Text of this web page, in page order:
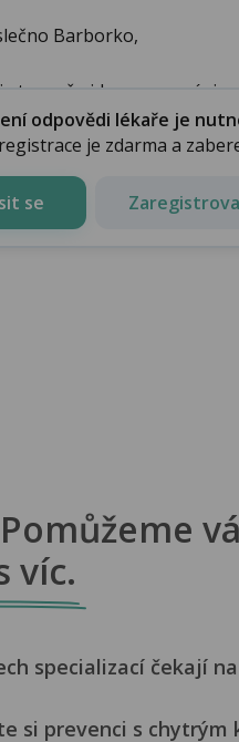
Barborko,
tomu,že jde o sezonní
odpovědi lékaře je
je zdarma a
se
víc.
specializací čekají
si prevenci s chytrým